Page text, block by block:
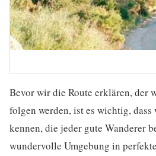
Bevor wir die Route erklären, der
folgen werden, ist es wichtig,
kennen, die jeder gute Wanderer
wundervolle Umgebung in